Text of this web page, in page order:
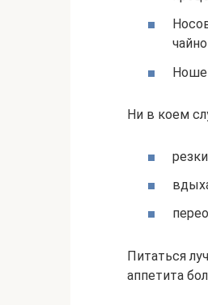
Ни в коем
Питаться
аппетита